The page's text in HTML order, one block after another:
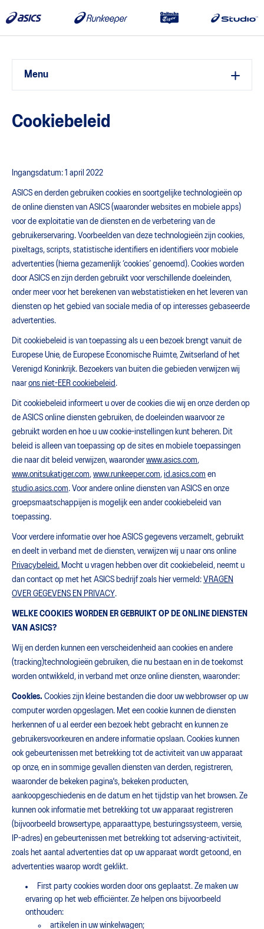
Menu
Cookiebeleid
Ingangsdatum: 1 april 2022
ASICS en derden gebruiken cookies en soortgelijke technologieën op
de online diensten van ASICS (waaronder websites en mobiele apps)
voor de exploitatie van de diensten en de verbetering van de
gebruikerservaring. Voorbeelden van deze technologieën zijn cookies,
pixeltags, scripts, statistische identifiers en identifiers voor mobiele
advertenties (hierna gezamenlijk ‘cookies’ genoemd). Cookies worden
door ASICS en zijn derden gebruikt voor verschillende doeleinden,
onder meer voor het berekenen van webstatistieken en het leveren van
diensten op het gebied van sociale media of op interesses gebaseerde
advertenties.
Dit cookiebeleid is van toepassing als u een bezoek brengt vanuit de
Europese Unie, de Europese Economische Ruimte, Zwitserland of het
Verenigd Koninkrijk. Bezoekers van buiten die gebieden verwijzen wij
naar ons niet-EER cookiebeleid .
Dit cookiebeleid informeert u over de cookies die wij en onze derden op
de ASICS online diensten gebruiken, de doeleinden waarvoor ze
gebruikt worden en hoe u uw cookie-instellingen kunt beheren. Dit
beleid is alleen van toepassing op de sites en mobiele toepassingen
die naar dit beleid verwijzen, waaronder www.asics.com,
www.onitsukatiger.com, www.runkeeper.com, id.asics.com en
studio.asics.com. Voor andere online diensten van ASICS en onze
groepsmaatschappijen is mogelijk een ander cookiebeleid van
toepassing.
Voor verdere informatie over hoe ASICS gegevens verzamelt, gebruikt
en deelt in verband met de diensten, verwijzen wij u naar ons online
Privacybeleid. Mocht u vragen hebben over dit cookiebeleid, neemt u
dan contact op met het ASICS bedrijf zoals hier vermeld: VRAGEN
OVER GEGEVENS EN PRIVACY.
WELKE COOKIES WORDEN ER GEBRUIKT OP DE ONLINE DIENSTEN
VAN ASICS?
Wij en derden kunnen een verscheidenheid aan cookies en andere
(tracking)technologieën gebruiken, die nu bestaan en in de toekomst
worden ontwikkeld, in verband met onze online diensten, waaronder:
Cookies. Cookies zijn kleine bestanden die door uw webbrowser op uw
computer worden opgeslagen. Met een cookie kunnen de diensten
herkennen of u al eerder een bezoek hebt gebracht en kunnen ze
gebruikersvoorkeuren en andere informatie opslaan. Cookies kunnen
ook gebeurtenissen met betrekking tot de activiteit van uw apparaat
op onze, en in sommige gevallen diensten van derden, registreren,
waaronder de bekeken pagina's, bekeken producten,
aankoopgeschiedenis en de datum en het tijdstip van het browsen. Ze
kunnen ook informatie met betrekking tot uw apparaat registreren
(bijvoorbeeld browsertype, apparaattype, besturingssysteem, versie,
IP-adres) en gebeurtenissen met betrekking tot adserving-activiteit,
zoals het aantal advertenties dat op uw apparaat wordt getoond, en
advertenties waarop wordt geklikt.
First party cookies worden door ons geplaatst. Ze maken uw
ervaring op het web efficiënter. Ze helpen ons bijvoorbeeld
onthouden:
artikelen in uw winkelwagen;